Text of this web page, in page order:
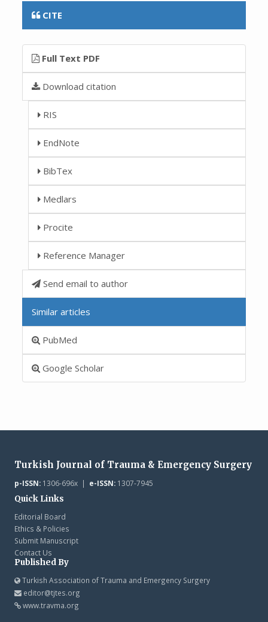
CITE
Full Text PDF
Download citation
RIS
EndNote
BibTex
Medlars
Procite
Reference Manager
Send email to author
Similar articles
PubMed
Google Scholar
Turkish Journal of Trauma & Emergency Surgery
p-ISSN:1306-696x | e-ISSN:1307-7945
Quick Links
Editorial Board
Ethics & Policies
Submit Manuscript
Contact Us
Published By
Turkish Association of Trauma and Emergency Surgery
editor@tjtes.org
www.travma.org